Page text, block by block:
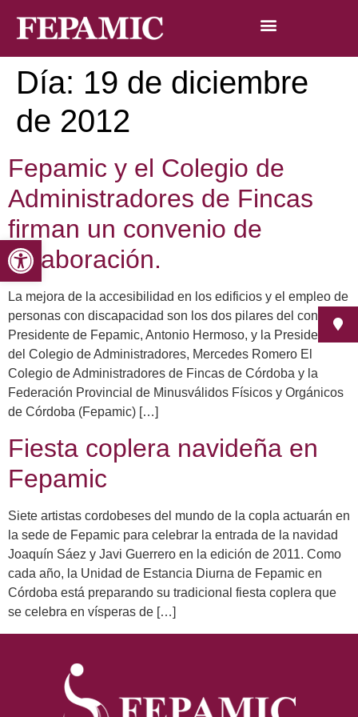
Abrir barra de herramientas
Día: 19 de diciembre
de 2012
Fepamic y el Colegio de
Administradores de Fincas
firman un convenio de
colaboración.
La mejora de la accesibilidad en los edificios y el empleo de
personas con discapacidad son los dos pilares del convenio
Presidente de Fepamic, Antonio Hermoso, y la Presidenta
del Colegio de Administradores, Mercedes Romero El
Colegio de Administradores de Fincas de Córdoba y la
Federación Provincial de Minusválidos Físicos y Orgánicos
de Córdoba (Fepamic) […]
Fiesta coplera navideña en
Fepamic
Siete artistas cordobeses del mundo de la copla actuarán en
la sede de Fepamic para celebrar la entrada de la navidad
Joaquín Sáez y Javi Guerrero en la edición de 2011. Como
cada año, la Unidad de Estancia Diurna de Fepamic en
Córdoba está preparando su tradicional fiesta coplera que
se celebra en vísperas de […]